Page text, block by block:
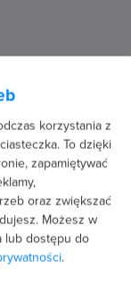
transakcja
nauczę się
Choć na
że żaden
korzystania z
To dzięki
zapamiętywać
oraz zwiększać
Możesz w
lub dostępu do
.